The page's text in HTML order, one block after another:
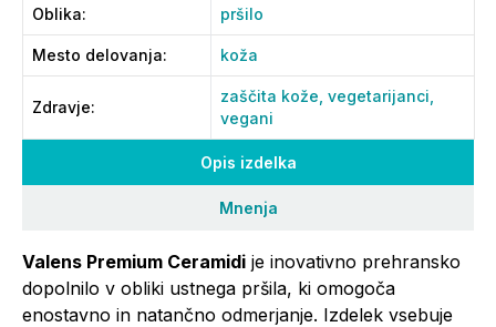
Opis izdelka
Mnenja
Valens Premium Ceramidi je inovativno prehransko
dopolnilo v obliki ustnega pršila, ki omogoča
enostavno in natančno odmerjanje. Izdelek vsebuje
Oblika: pršilo
Mesto delovanja: koža
Zdravje:
zaščita kože, vegetarijanci,
vegani